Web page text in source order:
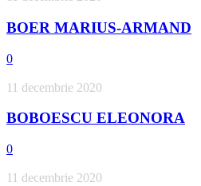
BOER MARIUS-ARMAND
0
11 decembrie 2020
BOBOESCU ELEONORA
0
11 decembrie 2020